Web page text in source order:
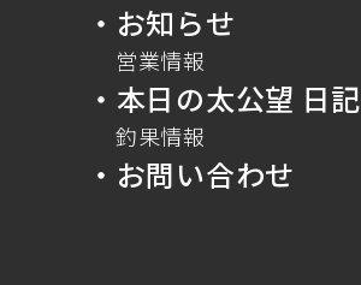
・お知らせ
営業情報
・本日の太公望 日記
釣果情報
・お問い合わせ